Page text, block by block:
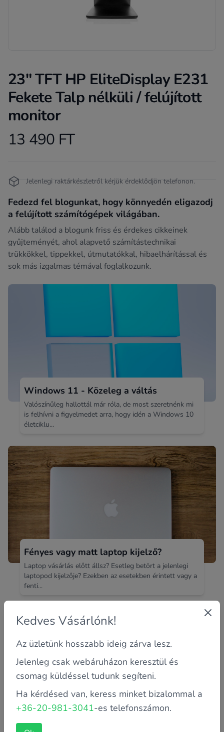
23" TFT HP EliteDisplay E231
Fekete Talp nélküli / felújított
monitor
Product information
13 490 FT
Jelenlegi raktárkészletről kérjük érdeklődjön telefonon.
Fedezd fel blogunkat, hogy könnyedén eligazodj
a felújított számítógépek világában.
Alább találod a blogunk friss és érdekes cikkeinek
gyűjteményét, ahol alapvető számítástechnikai
trükkökkel, tippekkel, útmutatókkal, hibaelhárítással és
sok más izgalmas témával foglalkozunk.
Windows 11 - Közeleg a váltás
Valószínűleg hallottál már róla, de most szeretnénk mi
is felhívni a figyelmedet arra, hogy idén a Windows 10
életciklu...
Fényes vagy matt laptop kijelző?
Laptop vásárlás előtt állsz? Esetleg betört a jelenlegi
laptopod kijelzője? Ezekben az esetekben érintett vagy a
fenti...
Laptop akkumulátor helyes használata
Biztosan megtörtént már Veled is, hogy egy tárgyalás
Kedves Vásárlónk!
Az üzletünk hosszabb ideig zárva lesz.
Jelenleg csak webáruházon keresztül és
csomag küldéssel tudunk segíteni.
Ha kérdésed van, keress minket bizalommal a
+36-20-981-3041-es telefonszámon.